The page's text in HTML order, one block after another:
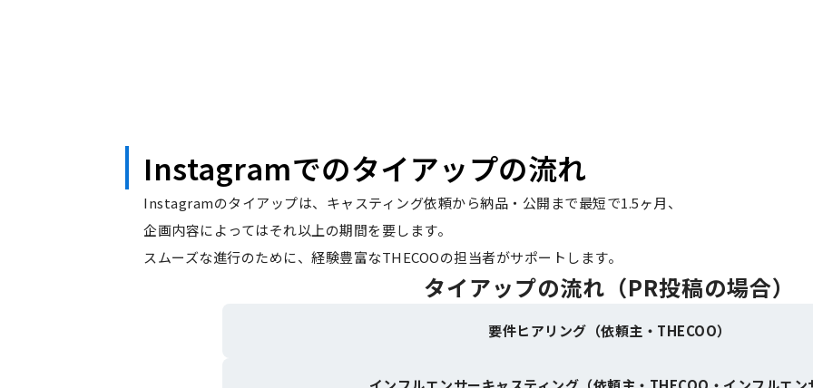
Instagramでのタイアップの流れ
Instagramのタイアップは、キャスティング依頼から納品・公開まで最短で1.5ヶ月、
企画内容によってはそれ以上の期間を要します。
スムーズな進行のために、経験豊富なTHECOOの担当者がサポートします。
タイアップの流れ（PR投稿の場合）
要件ヒアリング （依頼主・THECOO）